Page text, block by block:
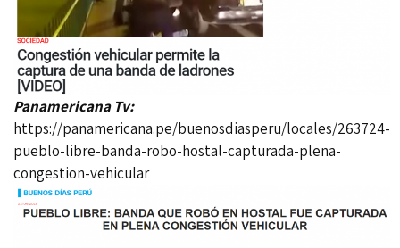
Panamericana Tv:
https://panamericana.pe/buenosdiasperu/locales/263724-
pueblo-libre-banda-robo-hostal-capturada-plena-
congestion-vehicular